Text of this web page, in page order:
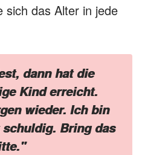
sich das Alter in jede
dann hat die
Kind erreicht.
wieder. Ich bin
Bring das